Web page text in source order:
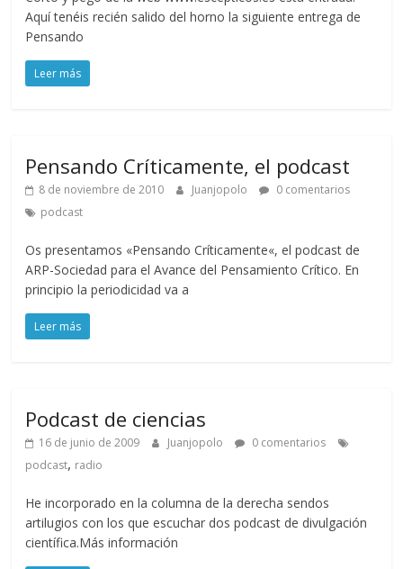
Aquí tenéis recién salido del horno la siguiente entrega de
Pensando
Leer más
Pensando Críticamente, el podcast
8 de noviembre de 2010 Juanjopolo
0 comentarios
podcast
Os presentamos «Pensando Críticamente«, el podcast de
ARP-Sociedad para el Avance del Pensamiento Crítico. En
principio la periodicidad va a
Leer más
Podcast de ciencias
16 de junio de 2009 Juanjopolo
0 comentarios
podcast, radio
He incorporado en la columna de la derecha sendos
artilugios con los que escuchar dos podcast de divulgación
científica.Más información